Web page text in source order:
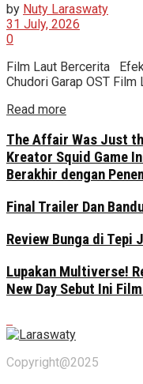
by Nuty Laraswaty
31 July, 2026
0
Film Laut Bercerita Efek
Chudori Garap OST
Read more
The Affair Was Just
Kreator Squid Game
Berakhir dengan
Final Trailer Dan
Review Bunga di Tepi
Lupakan Multiverse!
New Day Sebut Ini
Copyright@2025